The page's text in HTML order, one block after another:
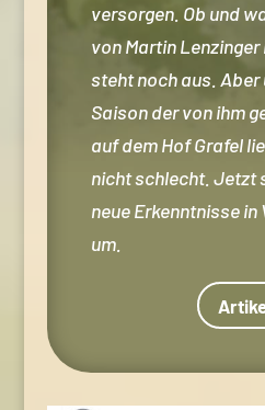
versorgen. Ob und
von Martin Lenzinger
steht noch aus. Aber
Saison der von ihm
auf dem Hof Grafel
nicht schlecht. Jetzt
neue Erkenntnisse
um.